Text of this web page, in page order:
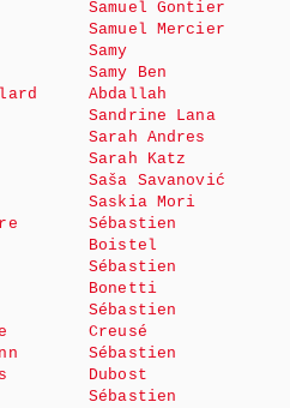
Samuel Gontier
Samuel Mercier
Samy
Samy Ben
Abdallah
Sandrine Lana
Sarah Andres
Sarah Katz
Saša Savanović
Saskia Mori
Sébastien
Boistel
Sébastien
Bonetti
Sébastien
Creusé
Sébastien
Dubost
Sébastien